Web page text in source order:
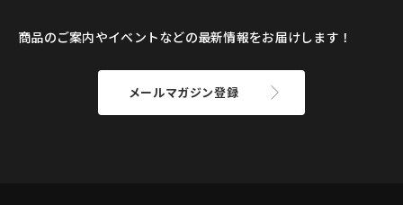
商品のご案内やイベントなどの最新情報をお届けします！
メールマガジン登録